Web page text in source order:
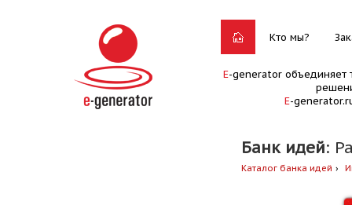
Кто мы?
E-generator объединяет
E-
Банк идей:
Каталог банка идей